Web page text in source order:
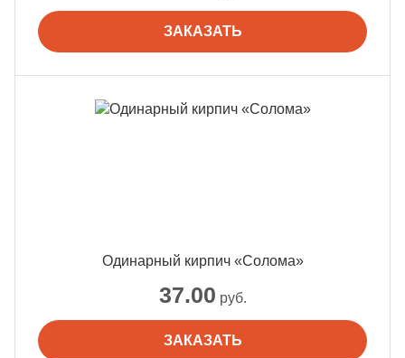
ЗАКАЗАТЬ
37.00 руб.
ЗАКАЗАТЬ
Одинарный кирпич «Солома»